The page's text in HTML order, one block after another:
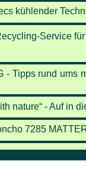
kühlender
Service
- Tipps rund ums
nature“ - Auf in
7285